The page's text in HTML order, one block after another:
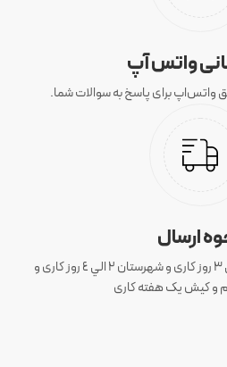
واتس آپ
واتس‌اپ برای پاسخ به سوالات شما.
ارسال
ارسال سفارش های تهران 1 الی 3 روز کاری و شهرستان ٢ الي ٤ روز کاری و
و کیش یک هفته کاری